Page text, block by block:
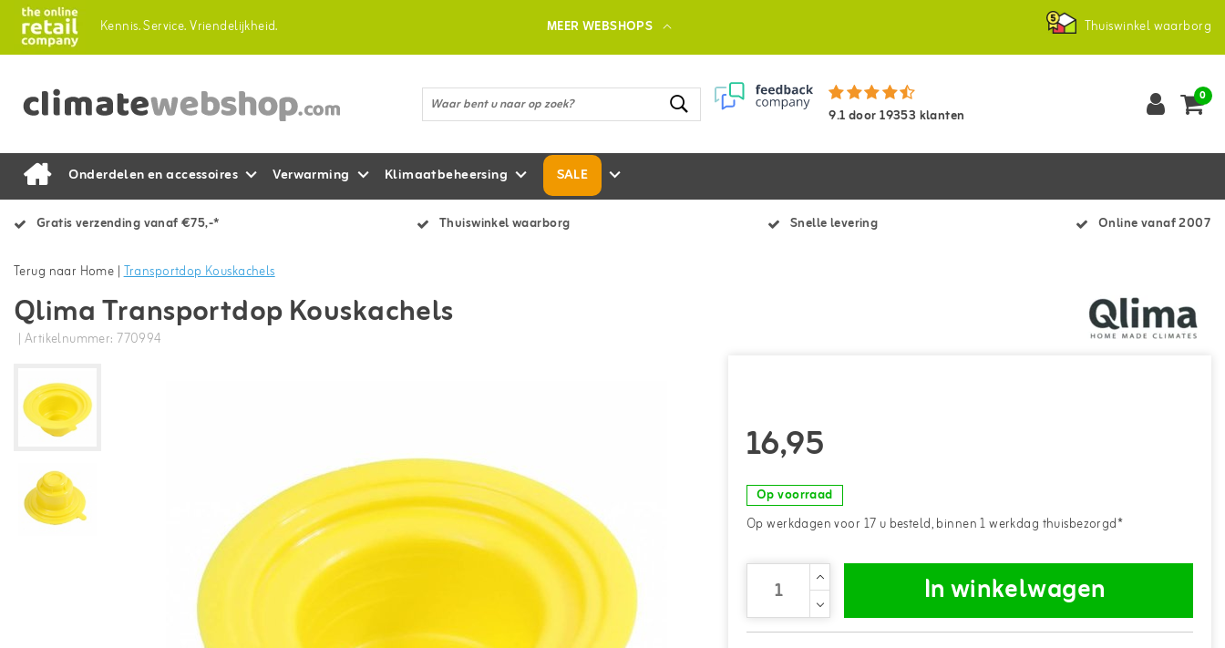
Kennis.Service.Vriendelijkheid. MEER WEBSHOPS Thuiswinkel waarborg
9.1door19353 klanten
0
Onderdelen en accessoires Verwarming Klimaatbeheersing SALE
Gratis verzending vanaf €75,-* Thuiswinkel waarborg Snelle levering Online vanaf 2007
Terug naar Home |Transportdop Kouskachels
Qlima Transportdop Kouskachels
| Artikelnummer: 770994
16,95
Op voorraad
Op werkdagen voor 17 u besteld, binnen 1 werkdag thuisbezorgd*
In winkelwagen